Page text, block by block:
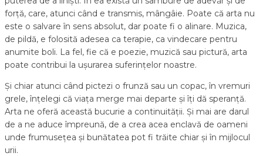
forță, care, atunci când e transmis, mângâie. Poate că arta nu
este o salvare în sens absolut, dar poate fi o alinare. Muzica,
de pildă, e folosită adesea ca terapie, ca vindecare pentru
anumite boli. La fel, fie că e poezie, muzică sau pictură, arta
poate contribui la ușurarea suferințelor noastre.
Și chiar atunci când pictezi o frunză sau un copac, în vremuri
grele, înțelegi că viața merge mai departe și îți dă speranță.
Arta ne oferă această bucurie a continuității. Și mai are darul
de a ne aduce împreună, de a crea acea enclavă de oameni
unde frumusețea și bunătatea pot fi trăite chiar și în mijlocul
urii.